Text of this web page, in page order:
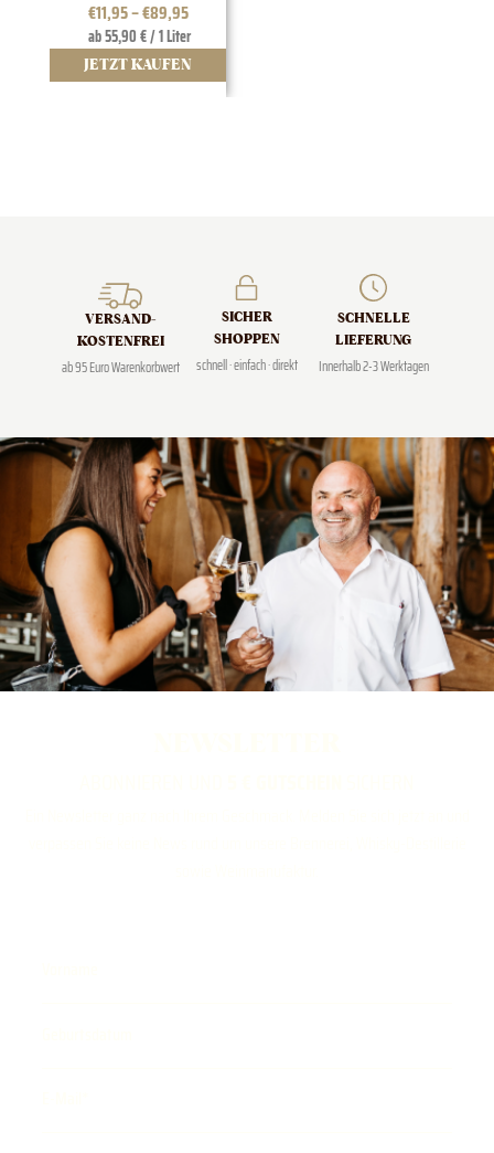
€11,95–€89,95
ab 55,90 € / 1 Liter
JETZT KAUFEN
VERSAND­
KOSTENFREI
ab 95 Euro Warenkorbwert
SICHER
SHOPPEN
schnell · einfach · direkt
SCHNELLE
LIEFERUNG
Innerhalb 2-3 Werktagen